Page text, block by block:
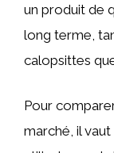
un produit de
long terme,
calopsittes
Pour
marché, il